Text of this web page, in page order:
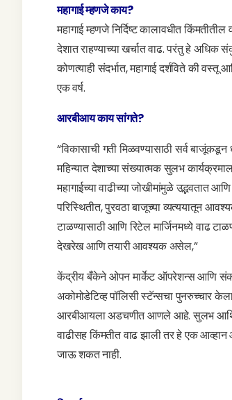
महागाई म्हणजे काय?
महागाई म्हणजे निर्दिष्ट कालावधीत
देशात राहण्याच्या खर्चात वाढ. परंतु हे
कोणत्याही संदर्भात, महागाई दर्शविते की
एक वर्ष.
आरबीआय काय सांगते?
“विकासाची गती मिळवण्यासाठी सर्व
महिन्यात देशाच्या संख्यात्मक सुलभ
महागाईच्या वाढीच्या जोखीमांमुळे उद्भवतात
परिस्थितीत, पुरवठा बाजूच्या व्यत्ययातून
टाळण्यासाठी आणि रिटेल मार्जिनमध्ये वाढ
देखरेख आणि तयारी आवश्यक असेल,”
केंद्रीय बँकेने ओपन मार्केट ऑपरेशन्स आणि
अकोमोडेटिव्ह पॉलिसी स्टॅन्सचा पुनरुच्चार
आरबीआयला अडचणीत आणले आहे. सुलभ आर्थिक
वाढीसह किंमतीत वाढ झाली तर हे एक
जाऊ शकत नाही.